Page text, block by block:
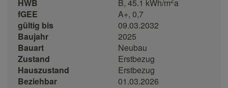
HWB
B, 45.1 kWh/m a
fGEE
A+, 0,7
gültig bis
09.03.2032
Baujahr
2025
Bauart
Neubau
Zustand
Erstbezug
Hauszustand
Erstbezug
Beziehbar
01.03.2026